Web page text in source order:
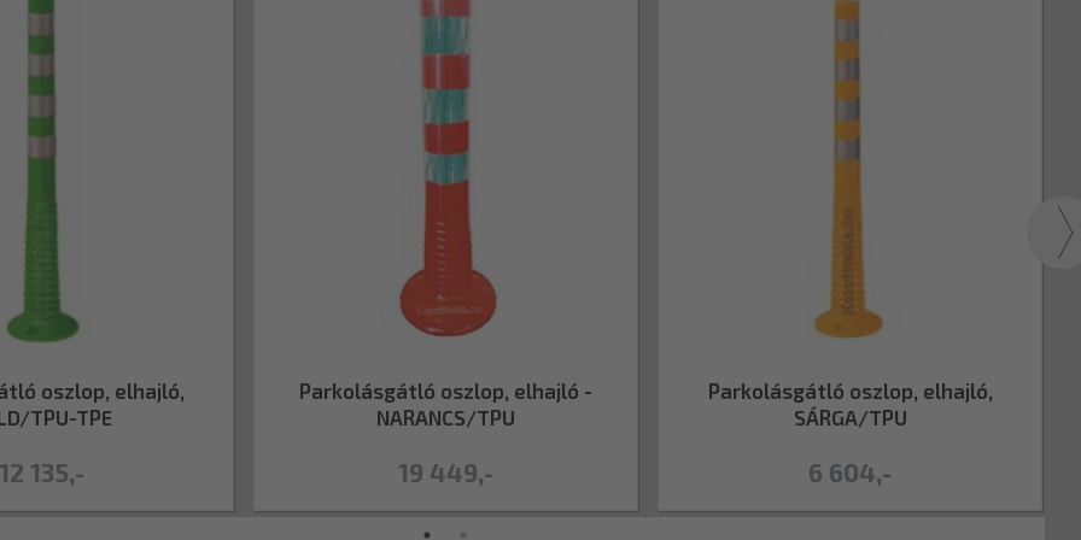
12 135,-
oszlop, elhajló,
TPU-TPE
19 449,-
Parkolásgátló oszlop, elhajló -
NARANCS/TPU
6 604,-
Parkolásgátló oszlop, elhajló,
SÁRGA/TPU